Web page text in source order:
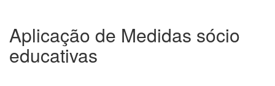
Aplicação de Medidas sócio
educativas